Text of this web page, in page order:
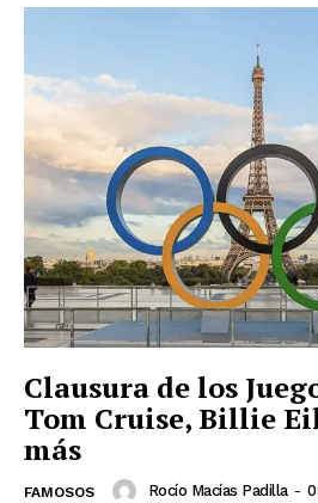
Clausura de los
Tom Cruise, Billie
más
FAMOSOS Rocío Macías Padilla -